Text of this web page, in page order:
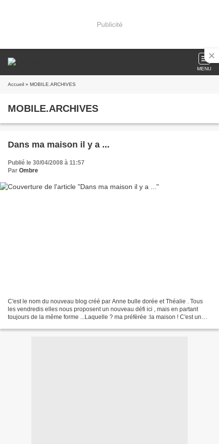
Publicité
MENU
Accueil » MOBILE.ARCHIVES
MOBILE.ARCHIVES
Dans ma maison il y a ...
Publié le 30/04/2008 à 11:57
Par Ombre
C'est le nom du nouveau blog créé par Anne bulle dorée et Théalie . Tous
les vendredis elles nous proposent un nouveau défi ici , mais en partant
toujours de la même forme ...Laquelle ? ma préfèrée :la maison ! C'est un